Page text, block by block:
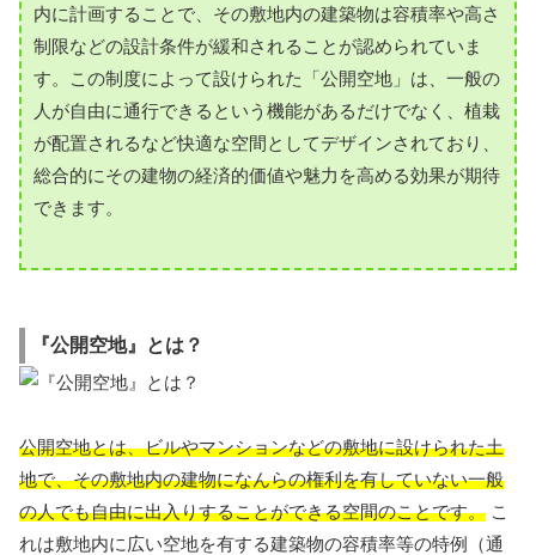
内に計画することで、その敷地内の建築物は容積率や高さ
制限などの設計条件が緩和されることが認められていま
す。この制度によって設けられた「公開空地」は、一般の
人が自由に通行できるという機能があるだけでなく、植栽
が配置されるなど快適な空間としてデザインされており、
総合的にその建物の経済的価値や魅力を高める効果が期待
できます。
『公開空地』とは？
公開空地とは、ビルやマンションなどの敷地に設けられた土
地で、その敷地内の建物になんらの権利を有していない一般
の人でも自由に出入りすることができる空間のことです。 こ
れは敷地内に広い空地を有する建築物の容積率等の特例（通